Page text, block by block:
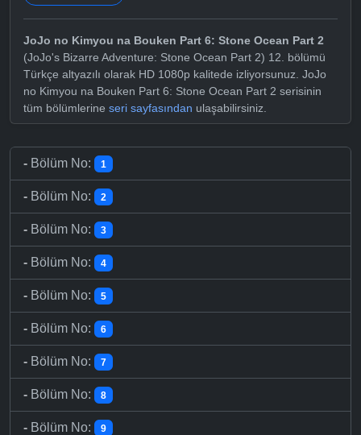
JoJo no Kimyou na Bouken Part 6: Stone Ocean Part 2
(JoJo's Bizarre Adventure: Stone Ocean Part 2) 12. bölümü
Türkçe altyazılı olarak HD 1080p kalitede izliyorsunuz. JoJo
no Kimyou na Bouken Part 6: Stone Ocean Part 2 serisinin
tüm bölümlerine seri sayfasından ulaşabilirsiniz.
- Bölüm No: 1
- Bölüm No: 2
- Bölüm No: 3
- Bölüm No: 4
- Bölüm No: 5
- Bölüm No: 6
- Bölüm No: 7
- Bölüm No: 8
- Bölüm No: 9